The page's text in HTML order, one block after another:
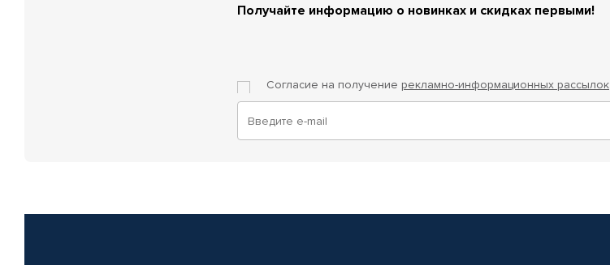
Получайте информацию о новинках и скидках первыми!
Согласие на получение рекламно-информационных рассылок